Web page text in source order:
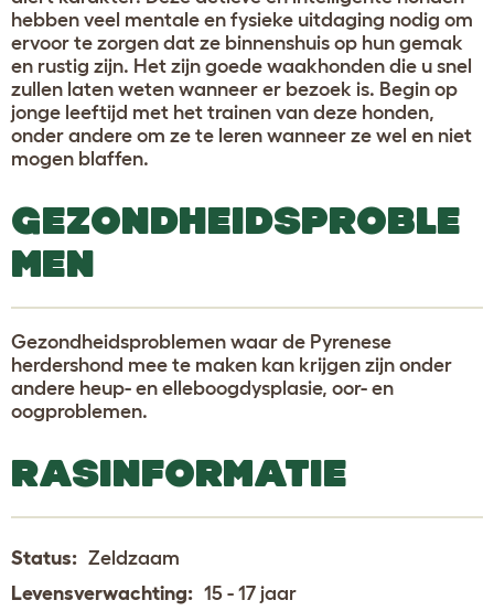
hebben veel mentale en fysieke uitdaging nodig om
ervoor te zorgen dat ze binnenshuis op hun gemak
en rustig zijn. Het zijn goede waakhonden die u snel
zullen laten weten wanneer er bezoek is. Begin op
jonge leeftijd met het trainen van deze honden,
onder andere om ze te leren wanneer ze wel en niet
mogen blaffen.
GEZONDHEIDSPROBLE
MEN
Gezondheidsproblemen waar de Pyrenese
herdershond mee te maken kan krijgen zijn onder
andere heup- en elleboogdysplasie, oor- en
oogproblemen.
RASINFORMATIE
Status: Zeldzaam
Levensverwachting: 15 - 17 jaar